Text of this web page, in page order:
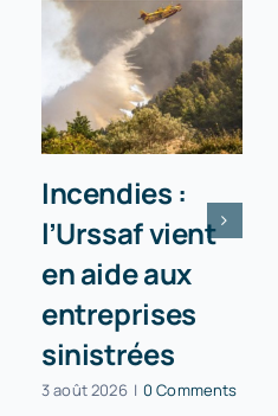
Incendies :
l’Urssaf vient
en aide aux
entreprises
sinistrées
3 août 2026 | 0 Comments